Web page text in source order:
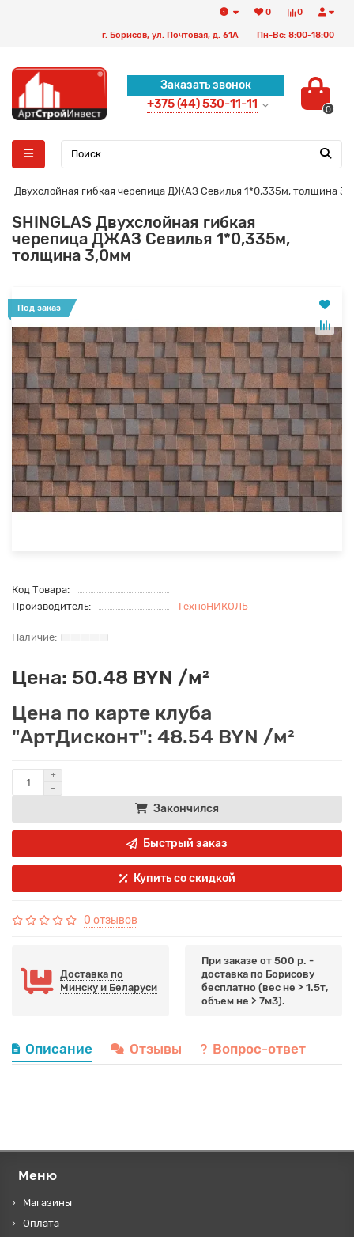
0
0
г. Борисов, ул. Почтовая, д. 61А Пн-Вс: 8:00-18:00
Заказать звонок
+375 (44) 530-11-11 0
Двухслойная гибкая черепица ДЖАЗ Севилья 1*0,335м, толщина
SHINGLAS Двухслойная гибкая
черепица ДЖАЗ Севилья 1*0,335м,
толщина 3,0мм
Под заказ
Код Товара:
Производитель:
ТехноНИКОЛЬ
Цена: 50.48 BYN /м²
Цена по карте клуба
"АртДисконт": 48.54 BYN /м²
Закончился
Быстрый заказ
Купить со скидкой
0 отзывов
Доставка по
Минску и Беларуси
При заказе от 500 р. -
доставка по Борисову
бесплатно (вес не > 1.5т,
объем не > 7м3).
Описание Отзывы Вопрос-ответ
Меню
Магазины
Оплата